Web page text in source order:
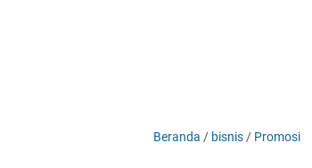
Beranda / bisnis / Promosi